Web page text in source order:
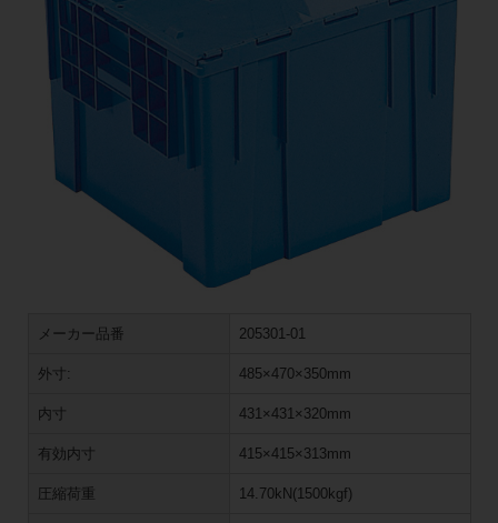
メーカー品番 205301-01
外寸: 485×470×350mm
内寸 431×431×320mm
有効内寸 415×415×313mm
圧縮荷重 14.70kN(1500kgf)